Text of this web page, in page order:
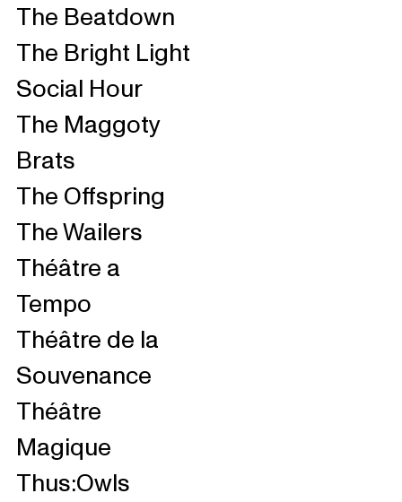
The Beatdown
The Bright Light
Social Hour
The Maggoty
Brats
The Offspring
The Wailers
Théâtre a
Tempo
Théâtre de la
Souvenance
Théâtre
Magique
Thus:Owls